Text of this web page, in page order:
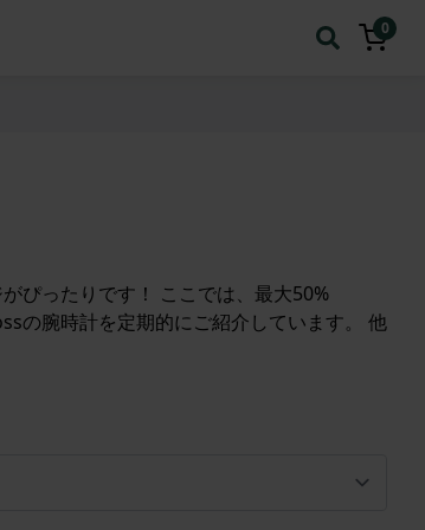
0
ぴったりです！ ここでは、最大50%
の腕時計を定期的にご紹介しています。 他